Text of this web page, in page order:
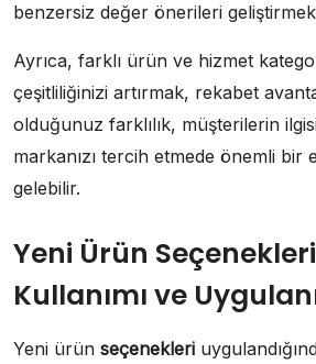
benzersiz değer önerileri
Ayrıca, farklı ürün ve hizmet
çeşitliliğinizi artırmak, rekabet
olduğunuz farklılık, müşterilerin
markanızı tercih etmede önemli bir
gelebilir.
Yeni Ürün
Kullanımı ve
Yeni ürün seçenekleri